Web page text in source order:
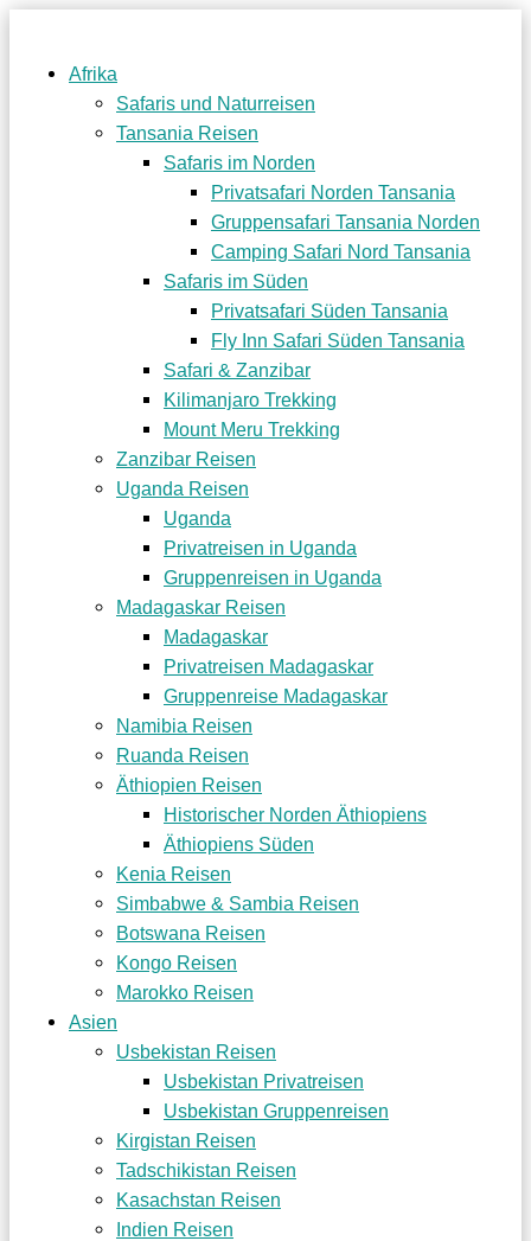
Afrika
Safaris und Naturreisen
Tansania Reisen
Safaris im Norden
Privatsafari Norden Tansania
Gruppensafari Tansania Norden
Camping Safari Nord Tansania
Safaris im Süden
Privatsafari Süden Tansania
Fly Inn Safari Süden Tansania
Safari & Zanzibar
Kilimanjaro Trekking
Mount Meru Trekking
Zanzibar Reisen
Uganda Reisen
Uganda
Privatreisen in Uganda
Gruppenreisen in Uganda
Madagaskar Reisen
Madagaskar
Privatreisen Madagaskar
Gruppenreise Madagaskar
Namibia Reisen
Ruanda Reisen
Äthiopien Reisen
Historischer Norden Äthiopiens
Äthiopiens Süden
Kenia Reisen
Simbabwe & Sambia Reisen
Botswana Reisen
Kongo Reisen
Marokko Reisen
Asien
Usbekistan Reisen
Usbekistan Privatreisen
Usbekistan Gruppenreisen
Kirgistan Reisen
Tadschikistan Reisen
Kasachstan Reisen
Indien Reisen